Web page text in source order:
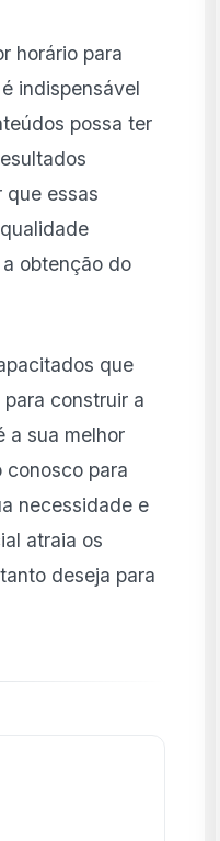
horário para
indispensável
possa ter
que essas
obtenção do
que
construir a
a sua melhor
conosco para
necessidade e
atraia os
deseja para